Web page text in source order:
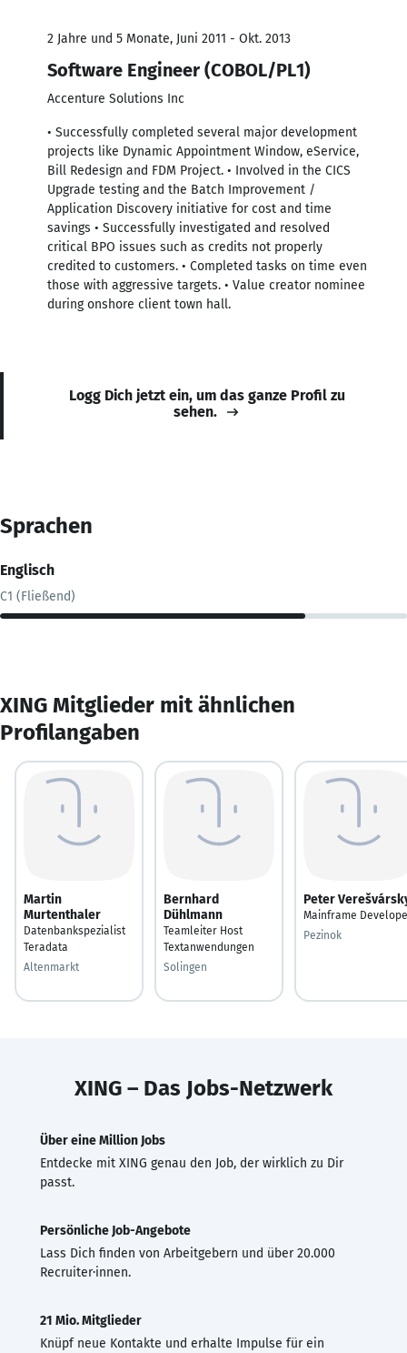
2 Jahre und 5 Monate, Juni 2011 - Okt. 2013
Software Engineer (COBOL/PL1)
Accenture Solutions Inc
• Successfully completed several major development
projects like Dynamic Appointment Window, eService,
Bill Redesign and FDM Project. • Involved in the CICS
Upgrade testing and the Batch Improvement /
Application Discovery initiative for cost and time
savings • Successfully investigated and resolved
critical BPO issues such as credits not properly
credited to customers. • Completed tasks on time even
those with aggressive targets. • Value creator nominee
during onshore client town hall.
Logg Dich jetzt ein, um das ganze Profil zu
sehen.
Sprachen
Englisch
C1 (Fließend)
XING Mitglieder mit ähnlichen
Profilangaben
Martin
Murtenthaler
Datenbankspezialist
Teradata
Altenmarkt
Bernhard
Dühlmann
Teamleiter Host
Textanwendungen
Solingen
Peter
Mainframe
Pezinok
XING – Das Jobs-Netzwerk
Über eine Million Jobs
Entdecke mit XING genau den Job, der wirklich zu Dir
passt.
Persönliche Job-Angebote
Lass Dich finden von Arbeitgebern und über 20.000
Recruiter·innen.
21 Mio. Mitglieder
Knüpf neue Kontakte und erhalte Impulse für ein